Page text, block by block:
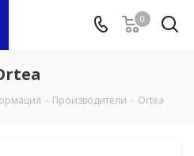
0
- Производители - Ortea